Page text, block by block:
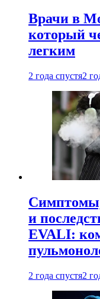
Врачи в
который
легким
2 года спустя2
и
EVALI:
2 года спустя2